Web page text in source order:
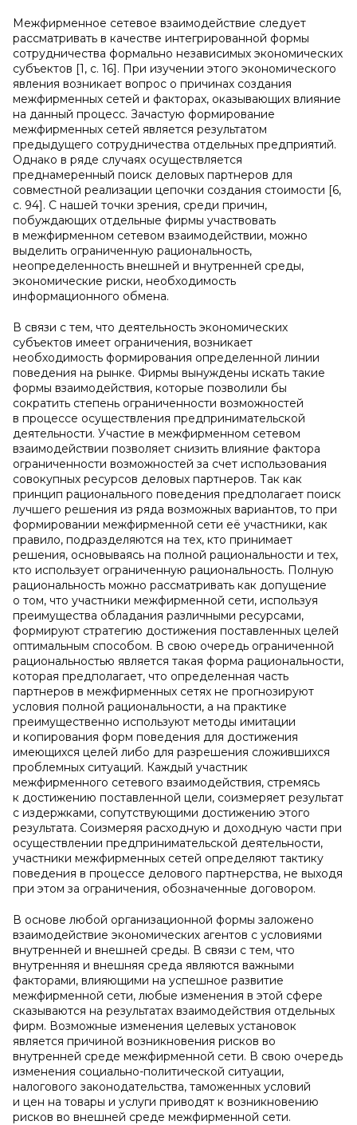
Межфирменное сетевое взаимодействие следует
рассматривать в качестве интегрированной формы
сотрудничества формально независимых экономических
субъектов [1, c. 16]. При изучении этого экономического
явления возникает вопрос о причинах создания
межфирменных сетей и факторах, оказывающих влияние
на данный процесс. Зачастую формирование
межфирменных сетей является результатом
предыдущего сотрудничества отдельных предприятий.
Однако в ряде случаях осуществляется
преднамеренный поиск деловых партнеров для
совместной реализации цепочки создания стоимости [6,
с. 94]. С нашей точки зрения, среди причин,
побуждающих отдельные фирмы участвовать
в межфирменном сетевом взаимодействии, можно
выделить ограниченную рациональность,
неопределенность внешней и внутренней среды,
экономические риски, необходимость
информационного обмена.
В связи с тем, что деятельность экономических
субъектов имеет ограничения, возникает
необходимость формирования определенной линии
поведения на рынке. Фирмы вынуждены искать такие
формы взаимодействия, которые позволили бы
сократить степень ограниченности возможностей
в процессе осуществления предпринимательской
деятельности. Участие в межфирменном сетевом
взаимодействии позволяет снизить влияние фактора
ограниченности возможностей за счет использования
совокупных ресурсов деловых партнеров. Так как
принцип рационального поведения предполагает поиск
лучшего решения из ряда возможных вариантов, то при
формировании межфирменной сети её участники, как
правило, подразделяются на тех, кто принимает
решения, основываясь на полной рациональности и тех,
кто использует ограниченную рациональность. Полную
рациональность можно рассматривать как допущение
о том, что участники межфирменной сети, используя
преимущества обладания различными ресурсами,
формируют стратегию достижения поставленных целей
оптимальным способом. В свою очередь ограниченной
рациональностью является такая форма рациональности,
которая предполагает, что определенная часть
партнеров в межфирменных сетях не прогнозируют
условия полной рациональности, а на практике
преимущественно используют методы имитации
и копирования форм поведения для достижения
имеющихся целей либо для разрешения сложившихся
проблемных ситуаций. Каждый участник
межфирменного сетевого взаимодействия, стремясь
к достижению поставленной цели, соизмеряет результат
с издержками, сопутствующими достижению этого
результата. Соизмеряя расходную и доходную части при
осуществлении предпринимательской деятельности,
участники межфирменных сетей определяют тактику
поведения в процессе делового партнерства, не выходя
при этом за ограничения, обозначенные договором.
В основе любой организационной формы заложено
взаимодействие экономических агентов с условиями
внутренней и внешней среды. В связи с тем, что
внутренняя и внешняя среда являются важными
факторами, влияющими на успешное развитие
межфирменной сети, любые изменения в этой сфере
сказываются на результатах взаимодействия отдельных
фирм. Возможные изменения целевых установок
является причиной возникновения рисков во
внутренней среде межфирменной сети. В свою очередь
изменения социально-политической ситуации,
налогового законодательства, таможенных условий
и цен на товары и услуги приводят к возникновению
рисков во внешней среде межфирменной сети.